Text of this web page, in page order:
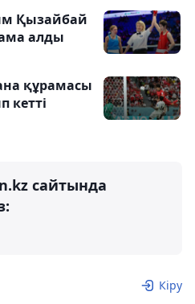
Қызайбай
алды
құрамасы
кетті
сайтында
Кіру